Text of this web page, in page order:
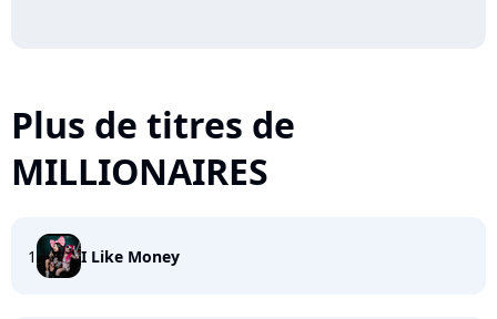
Plus de titres de
MILLIONAIRES
1 I Like Money